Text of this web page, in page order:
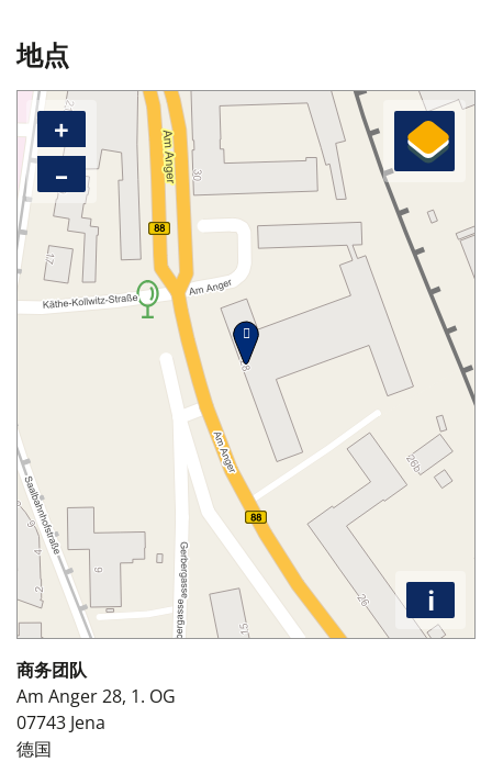
地点
+
–
i
商务团队
Am Anger 28, 1. OG
07743 Jena
德国